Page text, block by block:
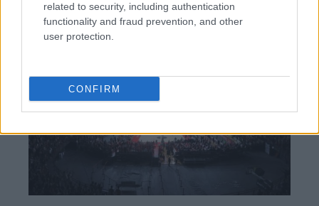
related to security, including authentication
functionality and fraud prevention, and other
user protection.
CONFIRM